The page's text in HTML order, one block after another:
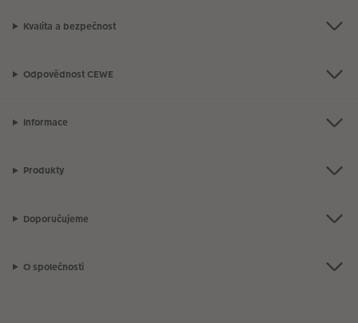
Kvalita a bezpečnost
Odpovědnost CEWE
Informace
Produkty
Doporučujeme
O společnosti